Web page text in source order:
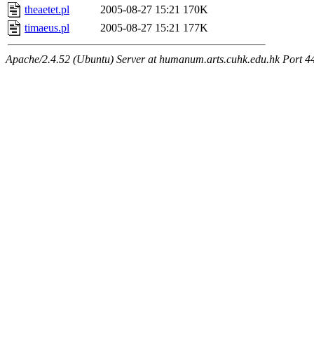
theaetet.pl
2005-08-27 15:21 170K
timaeus.pl
2005-08-27 15:21 177K
Apache/2.4.52 (Ubuntu) Server at humanum.arts.cuhk.edu.hk Port